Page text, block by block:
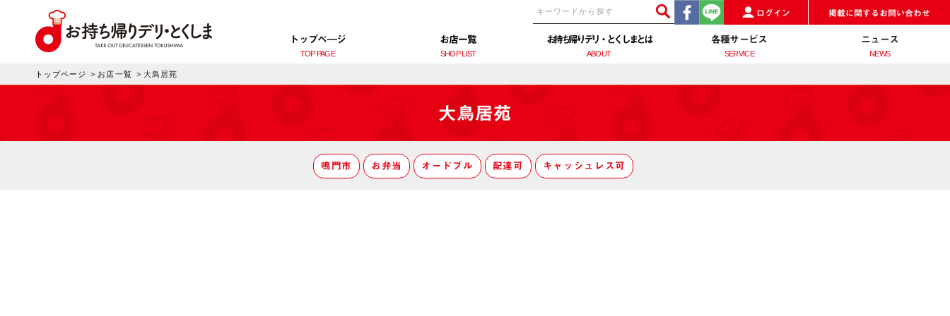
トップぺ―ジ
TOP PAGE
お店一覧
SHOP LIST
お持ち帰りデリ・とくしまとは
ABOUT
各種サービス
SERVICE
ニュース
NEWS
ログイン 掲載に関するお問い合わせ
トップページ > お店一覧 > 大鳥居苑
大鳥居苑
鳴門市 お弁当 オードブル 配達可 キャッシュレス可